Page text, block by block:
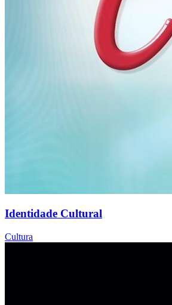
Identidade Cultural
Cultura